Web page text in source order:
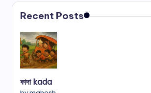
Recent Posts
কাদা kada